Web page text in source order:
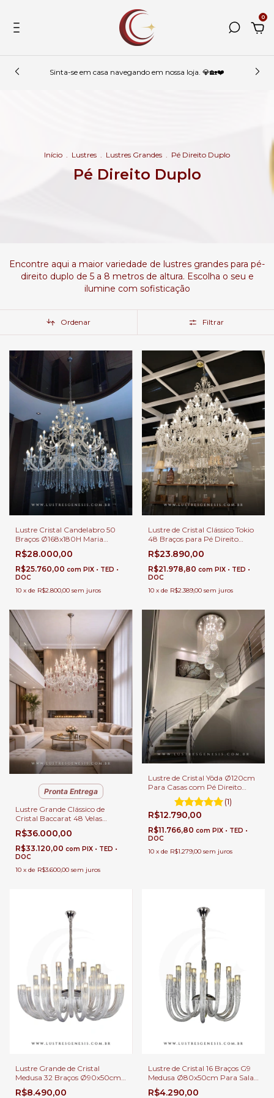
0
Sinta-se em casa navegando em nossa loja. 💎🏡❤️
Início . Lustres . Lustres Grandes . Pé Direito Duplo
Pé Direito Duplo
Encontre aqui a maior variedade de lustres grandes para pé-
direito duplo de 5 a 8 metros de altura. Escolha o seu e
ilumine com sofisticação
Ordenar Filtrar
Lustre Cristal Candelabro 50
Braços Ø168x180H Maria
Thereza | Cristais
Transparentes | Casas Pé
Direito Duplo
R$28.000,00
R$25.760,00 com PIX • TED •
DOC
10 x de R$2.800,00 sem juros
Lustre de Cristal Clássico Tokio
48 Braços para Pé Direito
Duplo
R$23.890,00
R$21.978,80 com PIX • TED •
DOC
10 x de R$2.389,00 sem juros
Pronta Entrega
Lustre Grande Clássico de
Cristal Baccarat 48 Velas
Detalhes Rubro Para Casas
com Pé Direito Duplo, Lobbies
de Hotéis e Salões de Festas
R$36.000,00
R$33.120,00 com PIX • TED •
DOC
10 x de R$3.600,00 sem juros
Lustre de Cristal Yôda Ø120cm
Para Casas com Pé Direito
(1)
R$12.790,00
R$11.766,80 com PIX • TED •
DOC
10 x de R$1.279,00 sem juros
Lustre Grande de Cristal
Medusa 32 Braços Ø90x50cm
Lâmpada G9 Para Sala de
Estar e Jantar Pé Direito Duplo
R$8.490,00
Lustre de Cristal 16 Braços G9
Medusa Ø80x50cm Para Sala
de Jantar Pé Direito Duplo e
Alto
R$4.290,00